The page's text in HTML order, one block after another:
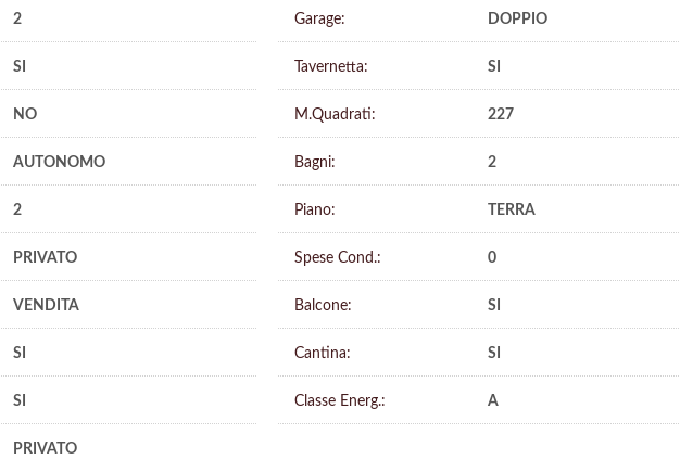
2
SI
NO
AUTONOMO
2
PRIVATO
VENDITA
SI
SI
PRIVATO
Garage: DOPPIO
Tavernetta: SI
M.Quadrati: 227
Bagni: 2
Piano: TERRA
Spese Cond.: 0
Balcone: SI
Cantina: SI
Classe Energ.: A